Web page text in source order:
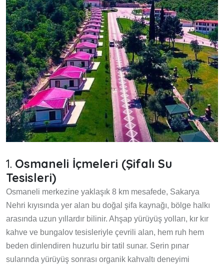
1. Osmaneli İçmeleri (Şifalı Su
Tesisleri)
Osmaneli merkezine yaklaşık 8 km mesafede, Sakarya
Nehri kıyısında yer alan bu doğal şifa kaynağı, bölge halkı
arasında uzun yıllardır bilinir. Ahşap yürüyüş yolları, kır kır
kahve ve bungalov tesisleriyle çevrili alan, hem ruh hem
beden dinlendiren huzurlu bir tatil sunar. Serin pınar
sularında yürüyüş sonrası organik kahvaltı deneyimi